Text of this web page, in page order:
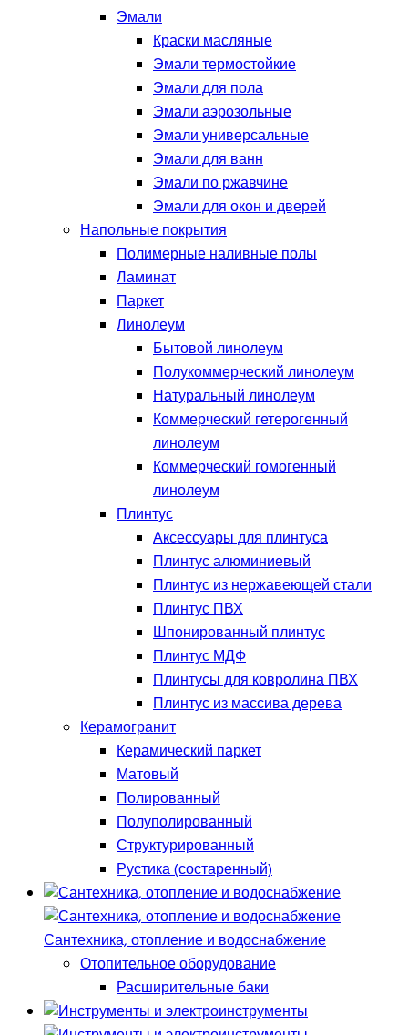
Эмали
Краски масляные
Эмали термостойкие
Эмали для пола
Эмали аэрозольные
Эмали универсальные
Эмали для ванн
Эмали по ржавчине
Эмали для окон и дверей
Напольные покрытия
Полимерные наливные полы
Ламинат
Паркет
Линолеум
Бытовой линолеум
Полукоммерческий линолеум
Натуральный линолеум
Коммерческий гетерогенный
линолеум
Коммерческий гомогенный
линолеум
Плинтус
Аксессуары для плинтуса
Плинтус алюминиевый
Плинтус из нержавеющей стали
Плинтус ПВХ
Шпонированный плинтус
Плинтус МДФ
Плинтусы для ковролина ПВХ
Плинтус из массива дерева
Керамогранит
Керамический паркет
Матовый
Полированный
Полуполированный
Структурированный
Рустика (состаренный)
Сантехника, отопление и водоснабжение
Отопительное оборудование
Расширительные баки